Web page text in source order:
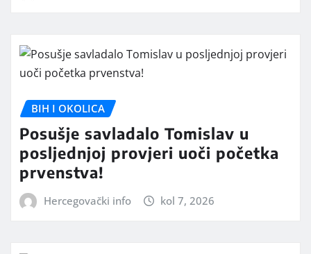
BIH I OKOLICA
Posušje savladalo Tomislav u
posljednjoj provjeri uoči početka
prvenstva!
Hercegovački info kol 7, 2026